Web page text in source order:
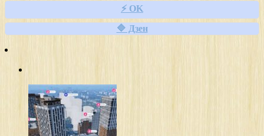
⚡ OK
🔷 Дзен